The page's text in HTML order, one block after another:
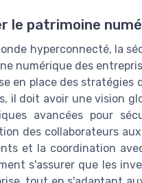
le patrimoine
hyperconnecté, la
numérique des
en place des stratégies
il doit avoir une vision
avancées pour
des collaborateurs
et la coordination
s'assurer que les